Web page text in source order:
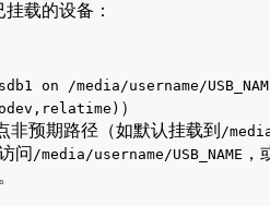
载的设备：
on /media/username/
）
非预期路径（如默认挂载到 /
问 /media/username/USB_NAME ，